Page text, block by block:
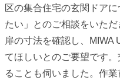
区の集合住宅の玄関ドア
たい」とのご相談をいた
扉の寸法を確認し、MIWA
てほしいとのご要望です
ることも伺いました。作